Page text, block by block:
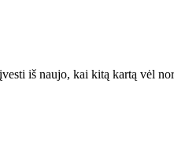
iš naujo, kai kitą kartą vėl